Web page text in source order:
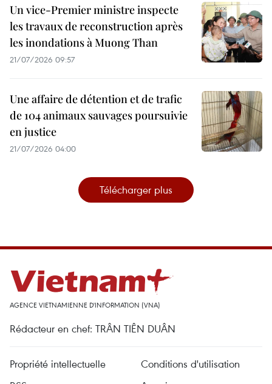
Un vice-Premier ministre inspecte
les travaux de reconstruction après
les inondations à Muong Than
21/07/2026 09:57
Une affaire de détention et de trafic
de 104 animaux sauvages poursuivie
en justice
21/07/2026 04:00
Télécharger plus
AGENCE VIETNAMIENNE D'INFORMATION (VNA)
Rédacteur en chef: TRÂN TIÊN DUÂN
Propriété intellectuelle
Conditions d'utilisation